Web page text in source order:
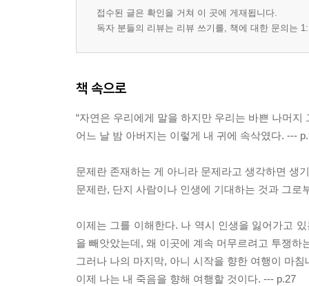
접수된 글은 확인을 거쳐 이 곳에 게재됩니다.
독자 분들의 리뷰는 리뷰 쓰기를, 책에 대한 문의는
책 속으로
“자연은 우리에게 말을 하지만 우리는 바쁜 나머지
어느 날 밤 아버지는 이렇게 내 귀에 속삭였다. ---
문제란 존재하는 게 아니라 문제라고 생각하면 생
문제란, 단지 사람이나 인생에 기대하는 것과 그
이제는 그를 이해한다. 나 역시 인생을 잃어가고
을 빼앗았는데, 왜 이곳에 계속 머무르려고 투쟁하
그러나 나의 마지막, 아니 시작을 향한 여행이 마침
이제 나는 내 죽음을 향해 여행할 것이다. --- p.27